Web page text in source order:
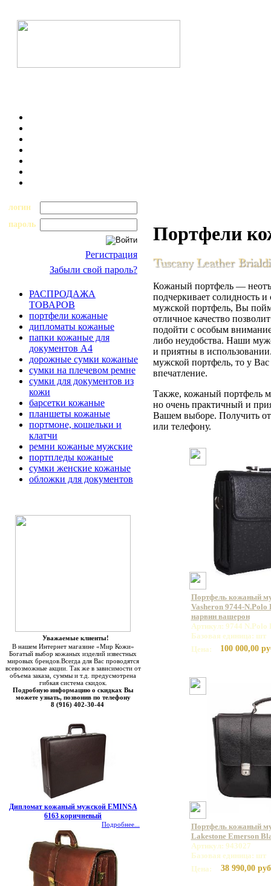
логин
пароль
Регистрация
Забыли свой пароль?
РАСПРОДАЖА
ТОВАРОВ
портфели кожаные
дипломаты кожаные
папки кожаные для
документов А4
дорожные сумки кожаные
сумки на плечевом ремне
сумки для документов из
кожи
барсетки кожаные
планшеты кожаные
портмоне, кошельки и
клатчи
ремни кожаные мужские
портпледы кожаные
сумки женские кожаные
обложки для документов
Уважаемые клиенты!
В нашем Интернет магазине «Мир Кожи»
Богатый выбор кожаных изделий известных
мировых брендов.Всегда для Вас проводятся
всевозможные акции. Так же в зависимости от
объема заказа, суммы и т.д. предусмотрена
гибкая система скидок.
Подробную информацию о скидках Вы
можете узнать, позвонив по телефону
8 (916) 402-30-44
Дипломат кожаный мужской EMINSA
6163 коричневый
Подробнее...
Портфели
Кожаный портфель —
подчеркивает солидность
мужской портфель, Вы
отличное качество
подойти с особым
либо неудобства. Наши
и приятны в
мужской портфель, то у Вас
впечатление.
Также, кожаный портфель
но очень практичный и
Вашем выборе. Получить
или телефону.
Портфель кожаный
Vasheron 9744-
нарвин вашерон
Артикул: 9744 N.Polo
Базовая единица: шт
Цена:
100 000,00
Портфель кожаный
Lakestone Emerson
Артикул: 943027
Базовая единица: шт
Цена:
38 990,00